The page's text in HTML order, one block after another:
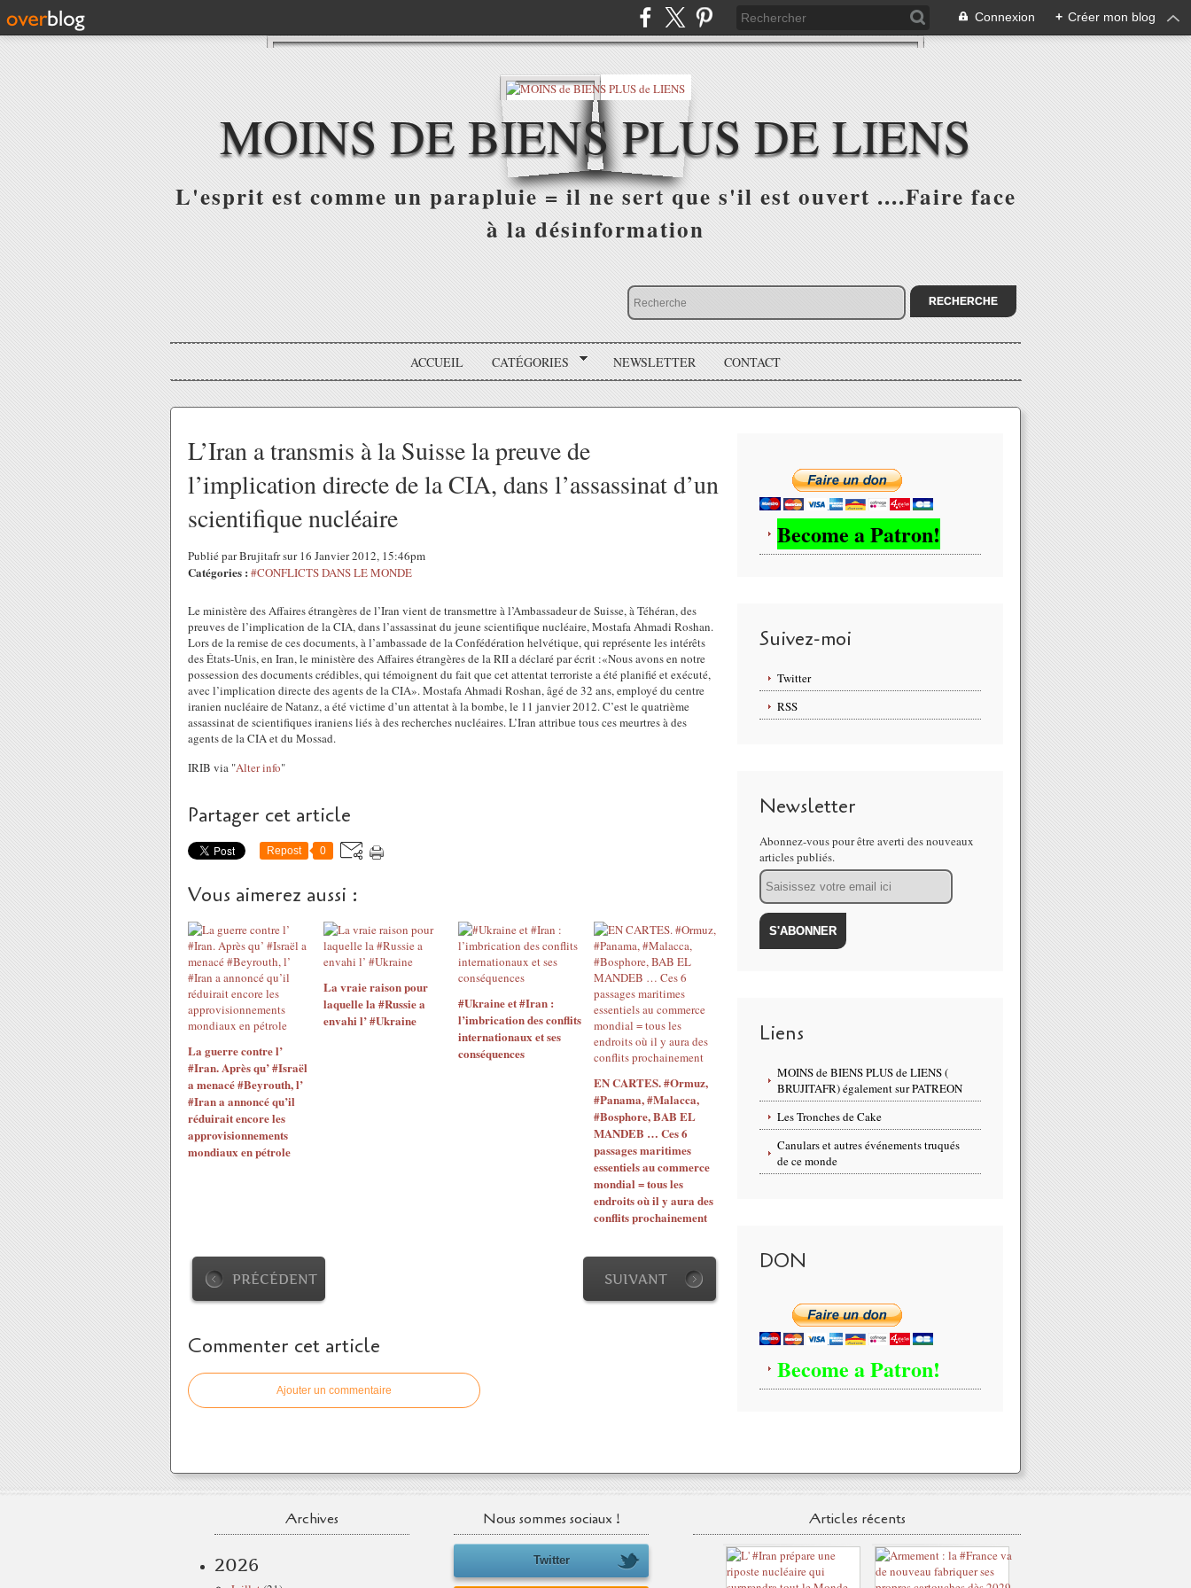
Connexion + Créer mon blog
MOINS DE BIENS PLUS DE LIENS
L'esprit est comme un parapluie = il ne sert que s'il est ouvert ....Faire face
à la désinformation
ACCUEIL CATÉGORIES NEWSLETTER CONTACT
L’Iran a transmis à la Suisse la preuve de
l’implication directe de la CIA, dans l’assassinat d’un
scientifique nucléaire
Publié par Brujitafr sur 16 Janvier 2012, 15:46pm
Catégories : #CONFLICTS DANS LE MONDE
Le ministère des Affaires étrangères de l’Iran vient de transmettre à l’Ambassadeur de Suisse, à Téhéran, des
preuves de l’implication de la CIA, dans l’assassinat du jeune scientifique nucléaire, Mostafa Ahmadi Roshan.
Lors de la remise de ces documents, à l’ambassade de la Confédération helvétique, qui représente les intérêts
des États-Unis, en Iran, le ministère des Affaires étrangères de la RII a déclaré par écrit :«Nous avons en notre
possession des documents crédibles, qui témoignent du fait que cet attentat terroriste a été planifié et exécuté,
avec l’implication directe des agents de la CIA». Mostafa Ahmadi Roshan, âgé de 32 ans, employé du centre
iranien nucléaire de Natanz, a été victime d’un attentat à la bombe, le 11 janvier 2012. C’est le quatrième
assassinat de scientifiques iraniens liés à des recherches nucléaires. L’Iran attribue tous ces meurtres à des
agents de la CIA et du Mossad.
IRIB via "Alter info"
Partager cet article
Repost 0
Vous aimerez aussi :
La guerre contre l’
#Iran. Après qu’ #Israël
a menacé #Beyrouth, l’
#Iran a annoncé qu’il
réduirait encore les
approvisionnements
mondiaux en pétrole
La vraie raison pour
laquelle la #Russie a
envahi l’ #Ukraine
#Ukraine et #Iran :
l’imbrication des conflits
internationaux et ses
conséquences
EN CARTES. #Ormuz,
#Panama, #Malacca,
#Bosphore, BAB EL
MANDEB … Ces 6
passages maritimes
essentiels au commerce
mondial = tous les
endroits où il y aura des
conflits prochainement
PRÉCÉDENT SUIVANT
Commenter cet article
Ajouter un commentaire
Become a Patron!
Suivez-moi
Twitter
RSS
Newsletter
Abonnez-vous pour être averti des nouveaux
articles publiés.
Email
Liens
MOINS de BIENS PLUS de LIENS (
BRUJITAFR) également sur PATREON
Les Tronches de Cake
Canulars et autres événements truqués
de ce monde
DON
Become a Patron!
Archives
2026
Nous sommes sociaux !
Twitter
Articles récents